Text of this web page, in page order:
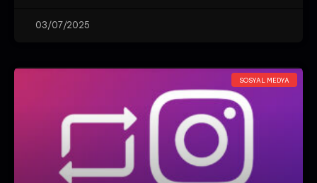
03/07/2025
SOSYAL MEDYA